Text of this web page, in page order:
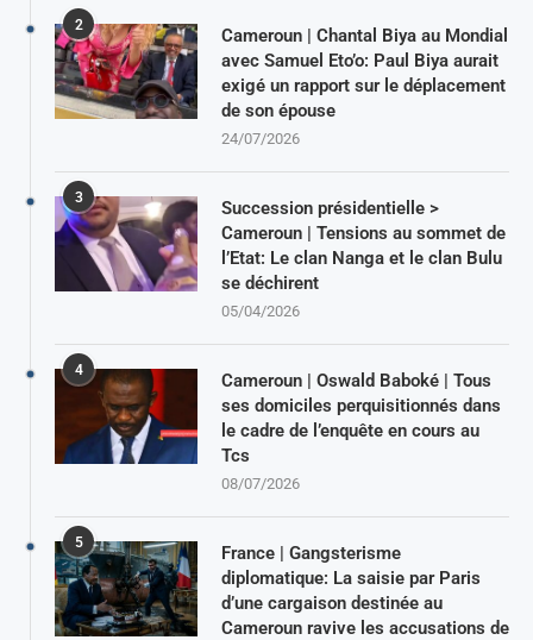
2
Cameroun | Chantal Biya au Mondial
avec Samuel Eto’o: Paul Biya aurait
exigé un rapport sur le déplacement
de son épouse
24/07/2026
3
Succession présidentielle >
Cameroun | Tensions au sommet de
l’Etat: Le clan Nanga et le clan Bulu
se déchirent
05/04/2026
4
Cameroun | Oswald Baboké | Tous
ses domiciles perquisitionnés dans
le cadre de l’enquête en cours au
Tcs
08/07/2026
5
France | Gangsterisme
diplomatique: La saisie par Paris
d’une cargaison destinée au
Cameroun ravive les accusations de